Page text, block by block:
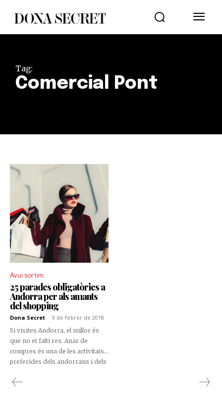
Tag:
Comercial Pont
Avui sortim
25 parades obligatòries a
Andorra per als amants
del shopping
Dona Secret - 9 de febrer de 2018
Si visites Andorra, el millor és
que no et falti res. Anar de
compres és una de les activitats
preferides dels andorrans i dels
altra manera. Els preus baixos i